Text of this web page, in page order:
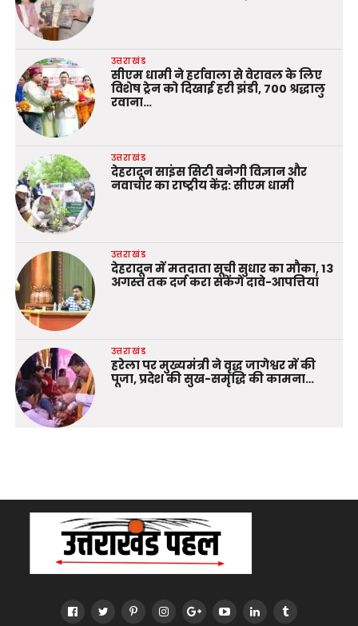
उत्तराखंड
सीएम धामी ने हर्रावाला से वेरावल के लिए
विशेष ट्रेन को दिखाई हरी झंडी, 700 श्रद्धालु
रवाना…
उत्तराखंड
देहरादून साइंस सिटी बनेगी विज्ञान और
नवाचार का राष्ट्रीय केंद्र: सीएम धामी
उत्तराखंड
देहरादून में मतदाता सूची सुधार का मौका, 13
अगस्त तक दर्ज करा सकेंगे दावे-आपत्तियां
उत्तराखंड
हरेला पर मुख्यमंत्री ने वृद्ध जागेश्वर में की
पूजा, प्रदेश की सुख-समृद्धि की कामना…